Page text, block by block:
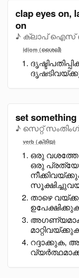
clap eyes on,
on
♪ ക്ലാപ്
idiom (ശൈലി)
set something
♪ സെറ്റ്
verb (ക്രിയ)
ഒരു
ഒരു
താഴെ